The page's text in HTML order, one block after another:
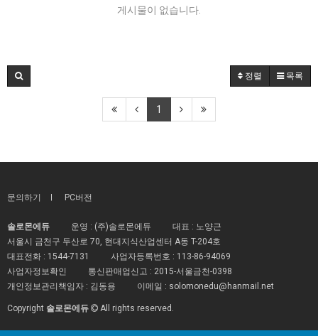
게시물이 없습니다.
정렬 목록
1
문의하기 PC버전
솔로몬에듀 운영 : (주)솔로몬에듀
대표 : 노양근
서울시 금천구 두산로 70, 현대지식산업센터 A동 T-204호
대표전화 : 1544-7131 사업자등록번호 : 113-86-94069
사업자정보확인
통신판매업신고 : 2015-서울금천-0398
개인정보관리책임자 : 김동용
이메일 : solomonedu@hanmail.net
Copyright 솔로몬에듀 All rights reserved.